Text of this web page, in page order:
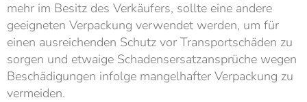
mehr im Besitz des Verkäufers, sollte eine andere
geeigneten Verpackung verwendet werden, um für
einen ausreichenden Schutz vor Transportschäden zu
sorgen und etwaige Schadensersatzansprüche wegen
Beschädigungen infolge mangelhafter Verpackung zu
vermeiden.